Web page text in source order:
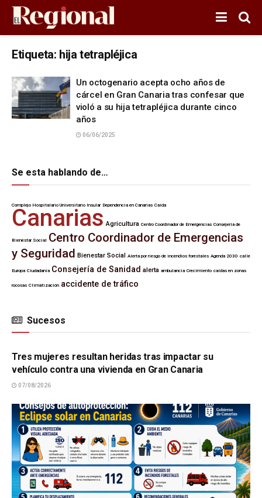
Etiqueta: hija tetrapléjica
Un octogenario acepta ocho años de
cárcel en Gran Canaria tras confesar que
violó a su hija tetrapléjica durante cinco
años
06/06/2025
Se esta hablando de…
Complejo Hospitalario Universitario Insular Dependencia en Canarias Caída
Canarias Agricultura Centro Coordinador de Emergencias Consejería de
Bienestar Social Centro Coordinador de Emergencias
y Seguridad Bienestar Social Alerta por riesgo de incendios forestales Agenda 2030 calle
Europa Ciudadanía Consejería de Sanidad alerta ambulancia Crecimiento caídas en zonas
rocosas Climatización accidente de tráfico
Sucesos
SUCESOS
Tres mujeres resultan heridas tras impactar su
vehículo contra una vivienda en Gran Canaria
07/08/2026